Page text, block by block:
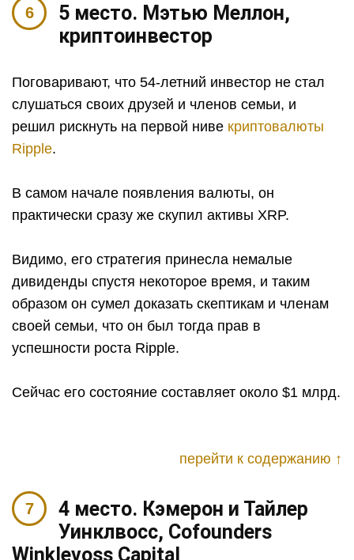
5 место. Мэтью Меллон,
криптоинвестор
Поговаривают, что 54-летний инвестор не стал
слушаться своих друзей и членов семьи, и
решил рискнуть на первой ниве криптовалюты
Ripple.
В самом начале появления валюты, он
практически сразу же скупил активы XRP.
Видимо, его стратегия принесла немалые
дивиденды спустя некоторое время, и таким
образом он сумел доказать скептикам и членам
своей семьи, что он был тогда прав в
успешности роста Ripple.
Сейчас его состояние составляет около $1 млрд.
перейти к содержанию ↑
4 место. Кэмерон и Тайлер
Уинклвосс, Cofounders
Winklevoss Capital